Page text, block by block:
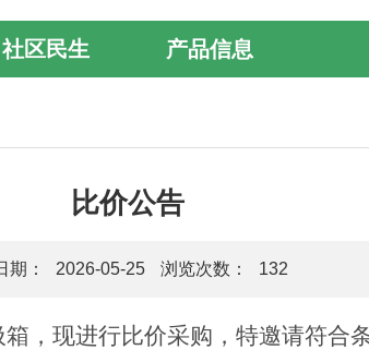
社区民生 产品信息
比价公告
期： 2026-05-25 浏览次数： 132
箱，现进行比价采购，特邀请符合